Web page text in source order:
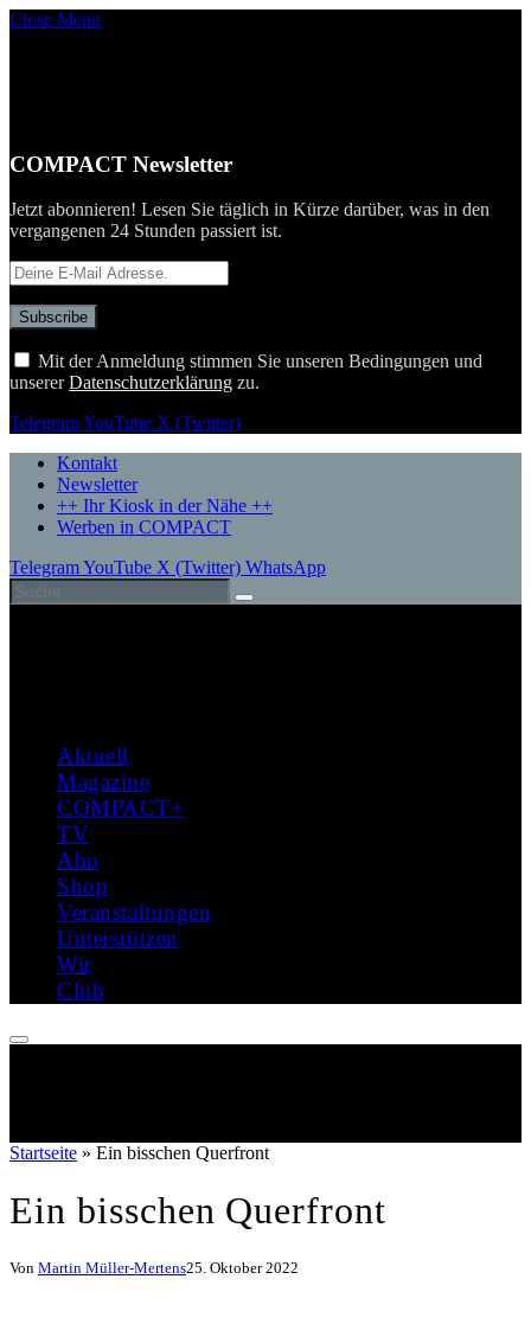
Close Menu
COMPACT Newsletter
Jetzt abonnieren! Lesen Sie täglich in Kürze darüber, was in den
vergangenen 24 Stunden passiert ist.
Mit der Anmeldung stimmen Sie unseren Bedingungen und
unsererDatenschutzerklärung zu.
TelegramYouTube X (Twitter)
Kontakt
Newsletter
++ Ihr Kiosk in der Nähe ++
Werben in COMPACT
TelegramYouTube X (Twitter) WhatsApp
Aktuell
Magazine
COMPACT+
TV
Abo
Shop
Veranstaltungen
Unterstützen
Wir
Club
Startseite » Ein bisschen Querfront
Ein bisschen Querfront
Von Martin Müller-Mertens25. Oktober 2022